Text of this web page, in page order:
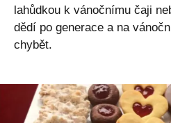
lahůdkou k vánočnímu čaji
dědí po generace a na
chybět.